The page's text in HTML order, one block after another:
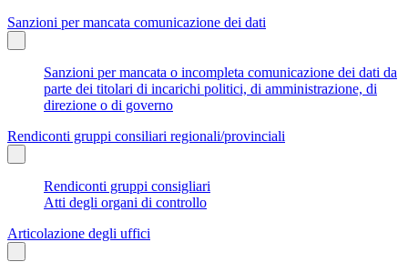
Sanzioni per mancata comunicazione dei dati
Sanzioni per mancata o incompleta comunicazione dei dati da
parte dei titolari di incarichi politici, di amministrazione, di
direzione o di governo
Rendiconti gruppi consiliari regionali/provinciali
Rendiconti gruppi consigliari
Atti degli organi di controllo
Articolazione degli uffici